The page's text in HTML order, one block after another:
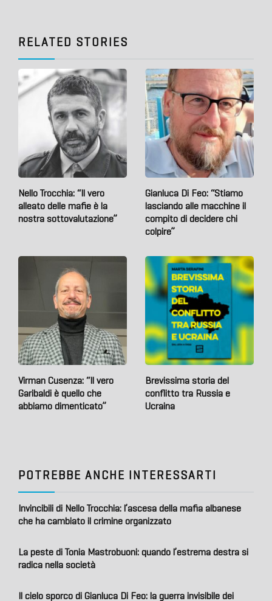
RELATED STORIES
Nello Trocchia: “Il vero
alleato delle mafie è la
nostra sottovalutazione”
Gianluca Di Feo: “Stiamo
lasciando alle macchine il
compito di decidere chi
colpire”
Virman Cusenza: “Il vero
Garibaldi è quello che
abbiamo dimenticato”
Brevissima storia del
conflitto tra Russia e
Ucraina
POTREBBE ANCHE INTERESSARTI
Invincibili di Nello Trocchia: l’ascesa della mafia albanese
che ha cambiato il crimine organizzato
La peste di Tonia Mastrobuoni: quando l’estrema destra si
radica nella società
Il cielo sporco di Gianluca Di Feo: la guerra invisibile dei